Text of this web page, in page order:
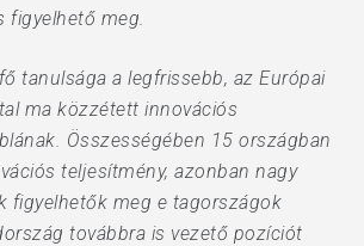
figyelhető meg.
tanulsága a legfrissebb, az Európai
ma közzétett innovációs
Összességében 15 országban
teljesítmény, azonban nagy
figyelhetők meg e tagországok
továbbra is vezető pozíciót